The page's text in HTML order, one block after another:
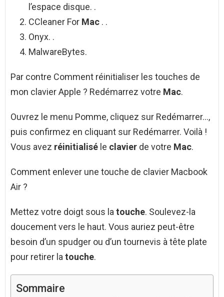
l’espace disque. .
CCleaner For Mac . .
Onyx. .
MalwareBytes.
Par contre Comment réinitialiser les touches de
mon clavier Apple ? Redémarrez votre Mac.
Ouvrez le menu Pomme, cliquez sur Redémarrer…,
puis confirmez en cliquant sur Redémarrer. Voilà !
Vous avez réinitialisé le clavier de votre Mac.
Comment enlever une touche de clavier Macbook
Air ?
Mettez votre doigt sous la touche. Soulevez-la
doucement vers le haut. Vous auriez peut-être
besoin d’un spudger ou d’un tournevis à tête plate
pour retirer la touche.
Sommaire